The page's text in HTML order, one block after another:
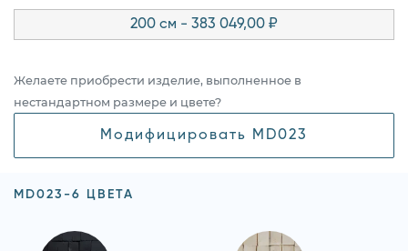
200 см - 383 049,00 ₽
Желаете приобрести изделие, выполненное в
нестандартном размере и цвете?
Модифицировать MD023
MD023-6 ЦВЕТА